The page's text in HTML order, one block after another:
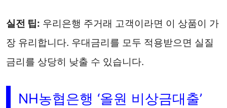
실전 팁: 우리은행 주거래 고객이라면 이 상품이 가
장 유리합니다. 우대금리를 모두 적용받으면 실질
금리를 상당히 낮출 수 있습니다.
NH농협은행 ‘올원 비상금대출’